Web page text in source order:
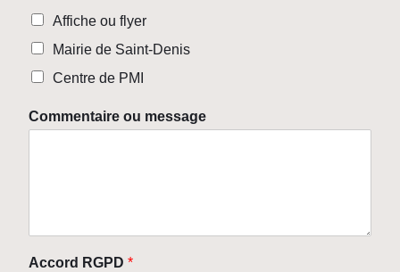
Affiche ou flyer
Mairie de Saint-Denis
Centre de PMI
Commentaire ou message
Accord RGPD *